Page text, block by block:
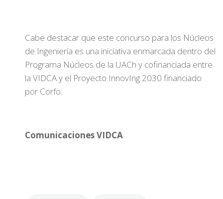
Cabe destacar que este concurso para los Núcleos
de Ingeniería es una iniciativa enmarcada dentro del
Programa Núcleos de la UACh y cofinanciada entre
la VIDCA y el Proyecto InnovIng 2030 financiado
por Corfo.
Comunicaciones VIDCA